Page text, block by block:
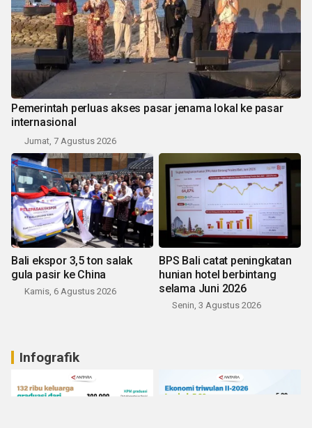
Pemerintah perluas akses pasar jenama lokal ke pasar
internasional
Jumat, 7 Agustus 2026
Bali ekspor 3,5 ton salak
gula pasir ke China
Kamis, 6 Agustus 2026
BPS Bali catat peningkatan
hunian hotel berbintang
selama Juni 2026
Senin, 3 Agustus 2026
Infografik